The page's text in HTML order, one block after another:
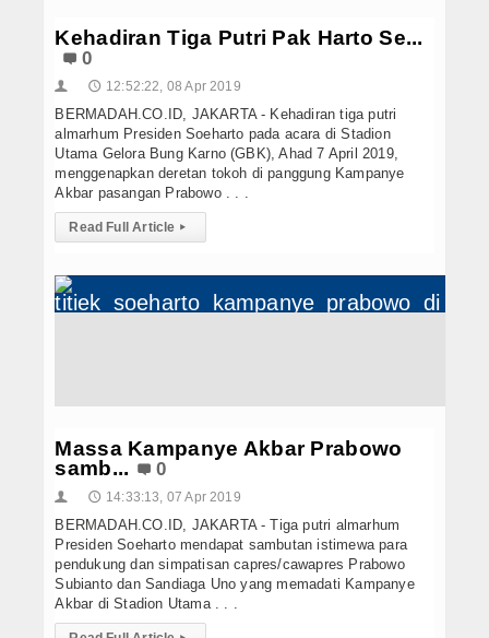
Kehadiran Tiga Putri Pak Harto Se...
0
👤 🕔 12:52:22, 08 Apr 2019
BERMADAH.CO.ID, JAKARTA - Kehadiran tiga putri
almarhum Presiden Soeharto pada acara di Stadion
Utama Gelora Bung Karno (GBK), Ahad 7 April 2019,
menggenapkan deretan tokoh di panggung Kampanye
Akbar pasangan Prabowo . . .
Read Full Article ▸
Massa Kampanye Akbar Prabowo
samb...
0
👤 🕔 14:33:13, 07 Apr 2019
BERMADAH.CO.ID, JAKARTA - Tiga putri almarhum
Presiden Soeharto mendapat sambutan istimewa para
pendukung dan simpatisan capres/cawapres Prabowo
Subianto dan Sandiaga Uno yang memadati Kampanye
Akbar di Stadion Utama . . .